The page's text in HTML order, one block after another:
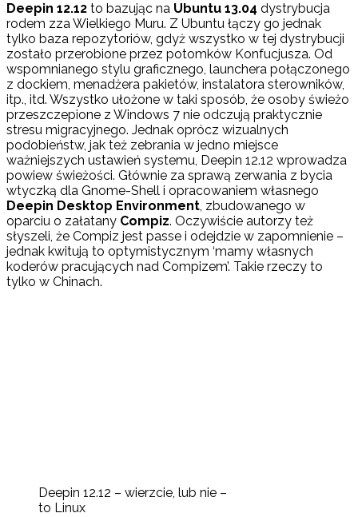
Deepin 12.12 to bazując na Ubuntu 13.04 dystrybucja
rodem zza Wielkiego Muru. Z Ubuntu łączy go jednak
tylko baza repozytoriów, gdyż wszystko w tej dystrybucji
zostało przerobione przez potomków Konfucjusza. Od
wspomnianego stylu graficznego, launchera połączonego
z dockiem, menadżera pakietów, instalatora sterowników,
itp., itd. Wszystko ułożone w taki sposób, że osoby świeżo
przeszczepione z Windows 7 nie odczują praktycznie
stresu migracyjnego. Jednak oprócz wizualnych
podobieństw, jak też zebrania w jedno miejsce
ważniejszych ustawień systemu, Deepin 12.12 wprowadza
powiew świeżości. Głównie za sprawą zerwania z bycia
wtyczką dla Gnome-Shell i opracowaniem własnego
Deepin Desktop Environment, zbudowanego w
oparciu o załatany Compiz. Oczywiście autorzy też
słyszeli, że Compiz jest passe i odejdzie w zapomnienie –
jednak kwitują to optymistycznym ‘mamy własnych
koderów pracujących nad Compizem’. Takie rzeczy to
tylko w Chinach.
Deepin 12.12 – wierzcie, lub nie –
to Linux